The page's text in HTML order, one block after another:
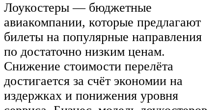
Лоукостеры — бюджетные
авиакомпании, которые предлагают
билеты на популярные направления
по достаточно низким ценам.
Снижение стоимости перелёта
достигается за счёт экономии на
издержках и понижения уровня